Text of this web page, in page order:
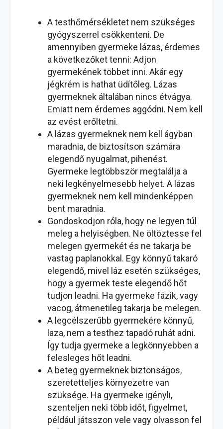
A testhőmérsékletet nem szükséges
gyógyszerrel csökkenteni. De
amennyiben gyermeke lázas, érdemes
a következőket tenni: Adjon
gyermekének többet inni. Akár egy
jégkrém is hathat üdítőleg. Lázas
gyermeknek általában nincs étvágya.
Emiatt nem érdemes aggódni. Nem kell
az evést erőltetni.
A lázas gyermeknek nem kell ágyban
maradnia, de biztosítson számára
elegendő nyugalmat, pihenést.
Gyermeke legtöbbször megtalálja a
neki legkényelmesebb helyet. A lázas
gyermeknek nem kell mindenképpen
bent maradnia.
Gondoskodjon róla, hogy ne legyen túl
meleg a helyiségben. Ne öltöztesse fel
melegen gyermekét és ne takarja be
vastag paplanokkal. Egy könnyű takaró
elegendő, mivel láz esetén szükséges,
hogy a gyermek teste elegendő hőt
tudjon leadni. Ha gyermeke fázik, vagy
vacog, átmenetileg takarja be melegen.
A legcélszerűbb gyermekére könnyű,
laza, nem a testhez tapadó ruhát adni.
Így tudja gyermeke a legkönnyebben a
felesleges hőt leadni.
A beteg gyermeknek biztonságos,
szeretetteljes környezetre van
szüksége. Ha gyermeke igényli,
szenteljen neki több időt, figyelmet,
például játsszon vele vagy olvasson fel